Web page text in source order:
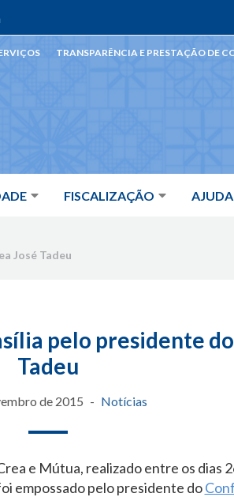
FISCALIZAÇÃO AJUDA
TRANSPARÊNCIA E PRESTAÇÃO DE
José Tadeu
pelo presidente
Tadeu
de 2015 Notícias
e Mútua, realizado entre os dias
empossado pelo presidente do